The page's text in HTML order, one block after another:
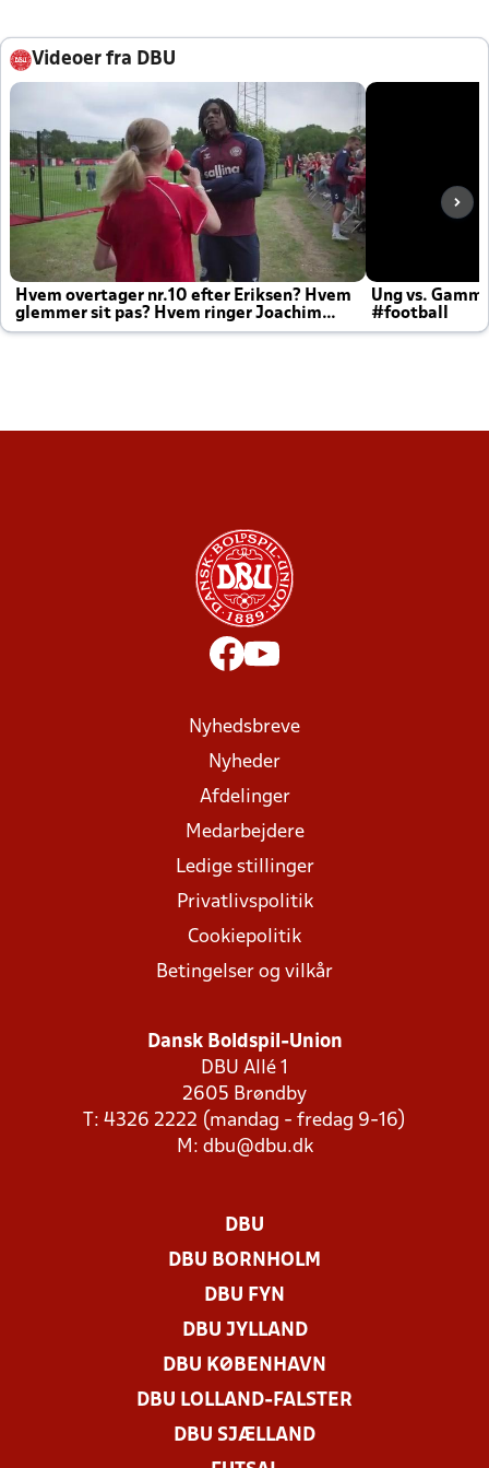
Videoer fra DBU
Hvem overtager nr.10 efter Eriksen? Hvem
glemmer sit pas? Hvem ringer Joachim
altid til efter kampe?
Ung vs.
#football
Nyhedsbreve
Nyheder
Afdelinger
Medarbejdere
Ledige stillinger
Privatlivspolitik
Cookiepolitik
Betingelser og vilkår
Dansk Boldspil-Union
DBU Allé 1
2605 Brøndby
T: 4326 2222 (mandag - fredag 9-16)
M: dbu@dbu.dk
DBU
DBU BORNHOLM
DBU FYN
DBU JYLLAND
DBU KØBENHAVN
DBU LOLLAND-FALSTER
DBU SJÆLLAND